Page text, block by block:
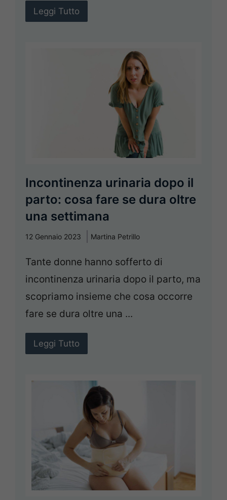
Leggi Tutto
Incontinenza urinaria dopo il
parto: cosa fare se dura oltre
una settimana
12 Gennaio 2023 Martina Petrillo
Tante donne hanno sofferto di
incontinenza urinaria dopo il parto, ma
scopriamo insieme che cosa occorre
fare se dura oltre una ...
Leggi Tutto